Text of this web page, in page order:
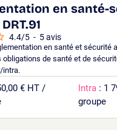
en santé-
4.4/5 - 5avis
en santé et sécurité
obligations de santé et de
intra.
€ HT /
Intra : 1
groupe